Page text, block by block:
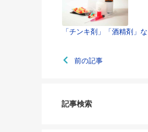
「チンキ剤」「酒精剤」
前の記事
記事検索